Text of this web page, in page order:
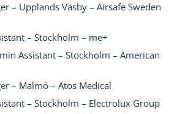
– Upplands Väsby – Airsafe Sweden
– Stockholm – me+
Assistant – Stockholm – American
– Malmö – Atos Medical
– Stockholm – Electrolux Group